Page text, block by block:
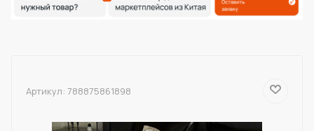
Артикул: 788875861898